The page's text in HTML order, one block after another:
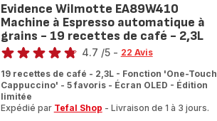
Evidence Wilmotte EA89W410
Machine à Espresso automatique à
grains - 19 recettes de café - 2,3L
Note
4.7 /5 - 22 Avis
19 recettes de café - 2,3L - Fonction 'One-Touch
Cappuccino' - 5 favoris - Écran OLED - Édition
limitée
Expédié par Tefal Shop - Livraison de 1 à 3 jours.